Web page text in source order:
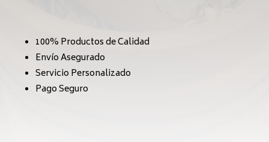
100% Productos de Calidad
Envío Asegurado
Servicio Personalizado
Pago Seguro